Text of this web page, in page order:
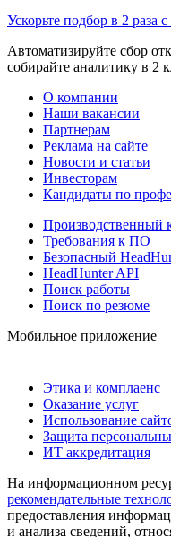
Ускорьте подбор в 2 раза
Автоматизируйте сбор
собирайте аналитику в 2
О компании
Наши вакансии
Партнерам
Реклама на сайте
Новости и статьи
Инвесторам
Кандидаты по
Производственный
Требования к ПО
Безопасный
HeadHunter API
Поиск работы
Поиск по резюме
Мобильное приложение
Этика и комплаенс
Оказание услуг
Использование
Защита
ИТ аккредитация
На информационном
рекомендательные
предоставления
и анализа сведений,